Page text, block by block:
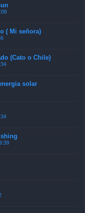
( Mi señora)
(Cato o Chile)
solar